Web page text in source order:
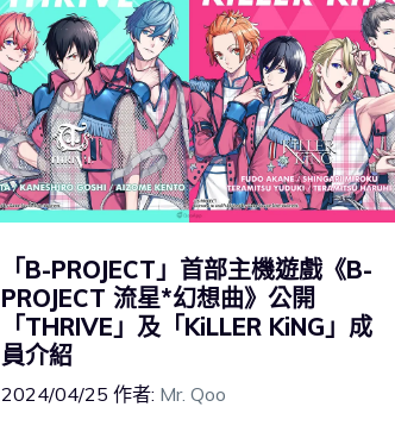
「B-PROJECT」首部主機遊戲《B-
PROJECT 流星*幻想曲》公開
「THRIVE」及「KiLLER KiNG」成
員介紹
2024/04/25 作者: Mr. Qoo